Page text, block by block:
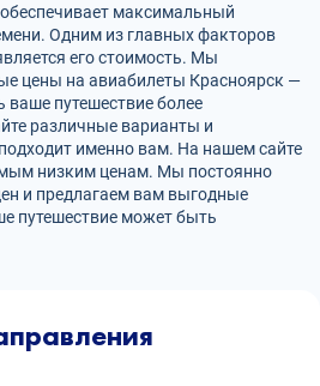
максимальный
Одним из главных факторов
его стоимость. Мы
цены на авиабилеты Красноярск —
путешествие более
различные варианты и
именно вам. На нашем сайте
низким ценам. Мы постоянно
и предлагаем вам выгодные
путешествие может быть